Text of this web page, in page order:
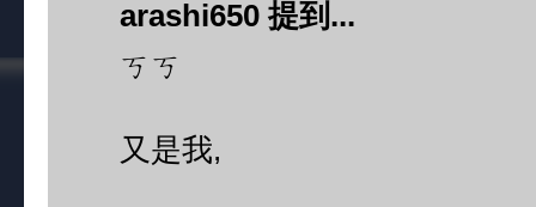
arashi650 提到...
ㄎㄎ
又是我,